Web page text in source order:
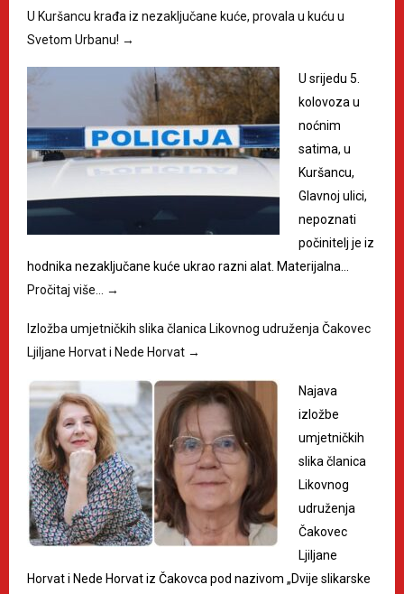
U Kuršancu krađa iz nezaključane kuće, provala u kuću u
Svetom Urbanu! →
U srijedu 5.
kolovoza u
noćnim
satima, u
Kuršancu,
Glavnoj ulici,
nepoznati
počinitelj je iz
hodnika nezaključane kuće ukrao razni alat. Materijalna…
Pročitaj više… →
Izložba umjetničkih slika članica Likovnog udruženja Čakovec
Ljiljane Horvat i Nede Horvat →
Najava
izložbe
umjetničkih
slika članica
Likovnog
udruženja
Čakovec
Ljiljane
Horvat i Nede Horvat iz Čakovca pod nazivom „Dvije slikarske